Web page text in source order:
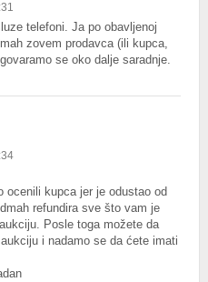
telefoni. Ja po obavljenoj
zovem prodavca (ili kupca,
se oko dalje saradnje.
ocenili kupca jer je odustao od
refundira sve što vam je
Posle toga možete da
i nadamo se da ćete imati